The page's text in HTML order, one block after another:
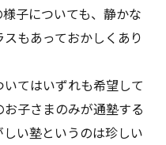
子についても、静かな
もあっておかしくあり
てはいずれも希望して
子さまのみが通塾する
い塾というのは珍しい